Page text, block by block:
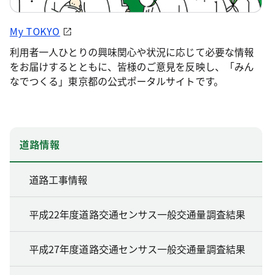
My TOKYO
利用者一人ひとりの興味関心や状況に応じて必要な情報
をお届けするとともに、皆様のご意見を反映し、「みん
なでつくる」東京都の公式ポータルサイトです。
道路情報
道路工事情報
平成22年度道路交通センサス一般交通量調査結果
平成27年度道路交通センサス一般交通量調査結果